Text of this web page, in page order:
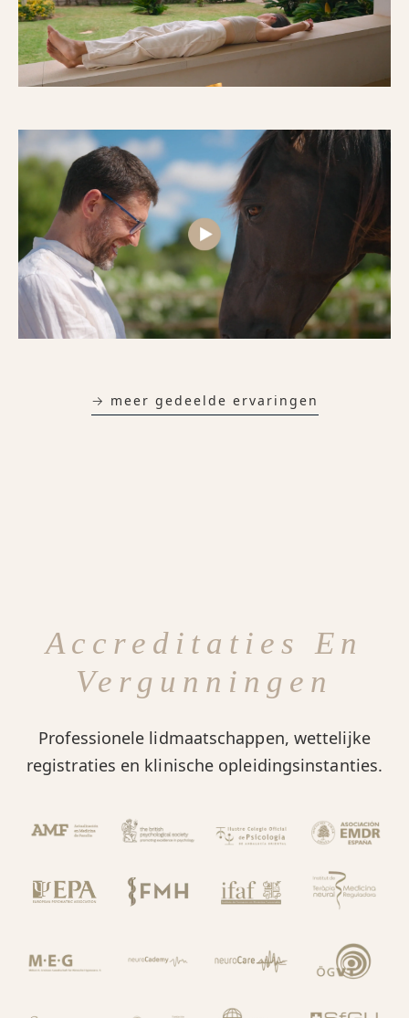
→ meer gedeelde ervaringen
Accreditaties En
Vergunningen
Professionele lidmaatschappen, wettelijke
registraties en klinische opleidingsinstanties.